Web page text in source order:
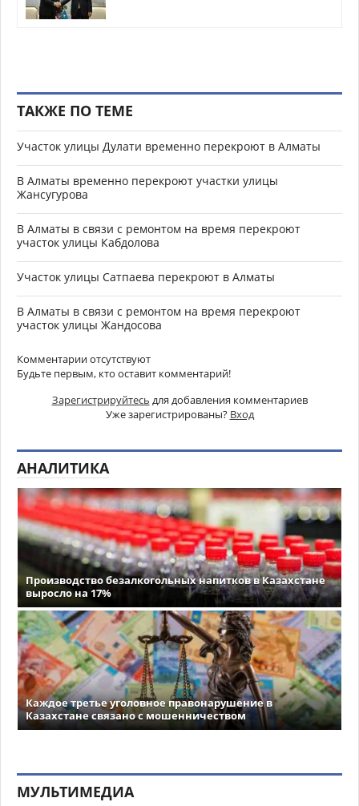
ТАКЖЕ ПО ТЕМЕ
Участок улицы Дулати временно перекроют в Алматы
В Алматы временно перекроют участки улицы
Жансугурова
В Алматы в связи с ремонтом на время перекроют
участок улицы Кабдолова
Участок улицы Сатпаева перекроют в Алматы
В Алматы в связи с ремонтом на время перекроют
участок улицы Жандосова
Комментарии отсутствуют
Будьте первым, кто оставит комментарий!
Зарегистрируйтесь для добавления комментариев
Уже зарегистрированы? Вход
АНАЛИТИКА
Производство безалкогольных напитков в Казахстане
выросло на 17%
Каждое третье уголовное правонарушение в
Казахстане связано с мошенничеством
МУЛЬТИМЕДИА